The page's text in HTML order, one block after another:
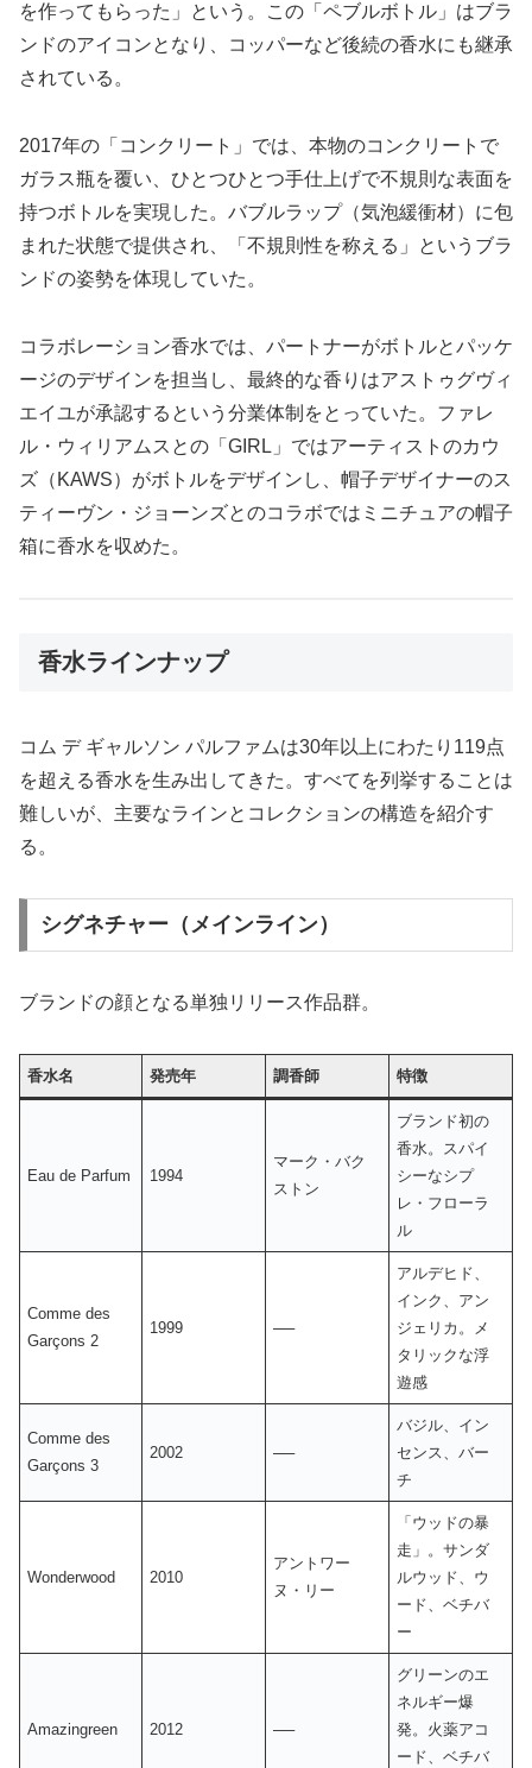
を作ってもらった」という。この「ペブルボトル」はブラ
ンドのアイコンとなり、コッパーなど後続の香水にも継承
されている。
2017年の「コンクリート」では、本物のコンクリートで
ガラス瓶を覆い、ひとつひとつ手仕上げで不規則な表面を
持つボトルを実現した。バブルラップ（気泡緩衝材）に包
まれた状態で提供され、「不規則性を称える」というブラ
ンドの姿勢を体現していた。
コラボレーション香水では、パートナーがボトルとパッケ
ージのデザインを担当し、最終的な香りはアストゥグヴィ
エイユが承認するという分業体制をとっていた。ファレ
ル・ウィリアムスとの「GIRL」ではアーティストのカウ
ズ（KAWS）がボトルをデザインし、帽子デザイナーのス
ティーヴン・ジョーンズとのコラボではミニチュアの帽子
箱に香水を収めた。
香水ラインナップ
コム デ ギャルソン パルファムは30年以上にわたり119点
を超える香水を生み出してきた。すべてを列挙することは
難しいが、主要なラインとコレクションの構造を紹介す
る。
シグネチャー（メインライン）
ブランドの顔となる単独リリース作品群。
香水名 発売年 調香師 特徴
Eau de Parfum 1994
マーク・バク
ストン
ブランド初の
香水。スパイ
シーなシプ
レ・フローラ
ル
Comme des
Garçons 2
1999 ──
アルデヒド、
インク、アン
ジェリカ。メ
タリックな浮
遊感​
Comme des
Garçons 3
2002 ──
バジル、イン
センス、バー
チ​
Wonderwood 2010
アントワー
ヌ・リー
「ウッドの暴
走」。サンダ
ルウッド、ウ
ード、ベチバ
ー
Amazingreen 2012 ──
グリーンのエ
ネルギー爆
発。火薬アコ
ード、ベチバ